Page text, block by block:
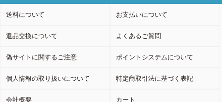
送料について お支払いについて
返品交換について よくあるご質問
偽サイトに関するご注意 ポイントシステムについて
個人情報の取り扱いについて 特定商取引法に基づく表記
会社概要 カート